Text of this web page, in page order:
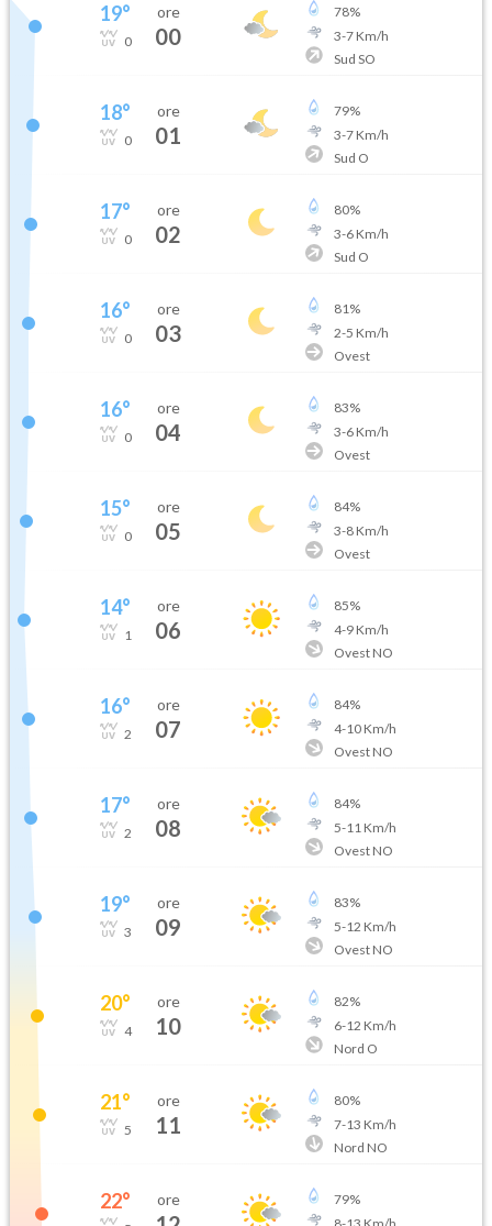
19°
0
ore
00
78%
3-7Km/h
Sud SO
18°
0
ore
01
79%
3-7Km/h
Sud O
17°
0
ore
02
80%
3-6Km/h
Sud O
16°
0
ore
03
81%
2-5 Km/h
Ovest
16°
0
ore
04
83%
3-6Km/h
Ovest
15°
0
ore
05
84%
3-8Km/h
Ovest
14°
1
ore
06
85%
4-9Km/h
Ovest NO
16°
2
ore
07
84%
4-10Km/h
Ovest NO
17°
2
ore
08
84%
5-11 Km/h
Ovest NO
19°
3
ore
09
83%
5-12 Km/h
Ovest NO
20°
4
ore
10
82%
6-12 Km/h
Nord O
21°
5
ore
11
80%
7-13 Km/h
Nord NO
22° ore 79%